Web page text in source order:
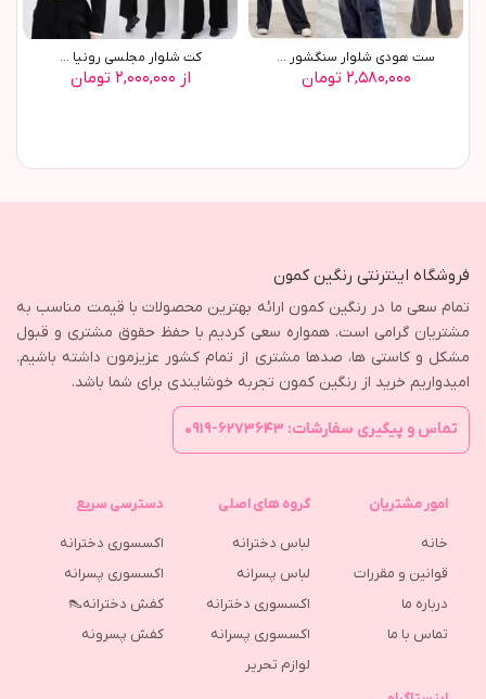
ست هودي شلوار سنگشور ...
۲,۵۸۰,۰۰۰ تومان
کت شلوار مجلسي رونيا ...
از ۲,۰۰۰,۰۰۰ تومان
فروشگاه اینترنتی رنگین کمون
تمام سعی ما در رنگین کمون ارائه بهترین محصولات با قیمت مناسب به
مشتریان گرامی است. همواره سعی کردیم با حفظ حقوق مشتری و قبول
مشکل و کاستی ها، صدها مشتری از تمام کشور عزیزمون داشته باشیم.
امیدواریم خرید از رنگین کمون تجربه خوشایندی برای شما باشد.
تماس و پیگیری سفارشات: ۶۲۷۳۶۴۳-۰۹۱۹
امور مشتریان
خانه
قوانین و مقررات
درباره ما
تماس با ما
گروه های اصلی
لباس دخترانه
لباس پسرانه
اکسسوری دخترانه
اکسسوری پسرانه
لوازم تحریر
دسترسی سریع
اکسسوری دخترانه
اکسسوری پسرانه
کفش دخترانه👠
كفش پسرونه